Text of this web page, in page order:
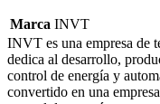
Marca INVT
INVT es una empresa de
dedica al desarrollo,
control de energía y
convertido en una